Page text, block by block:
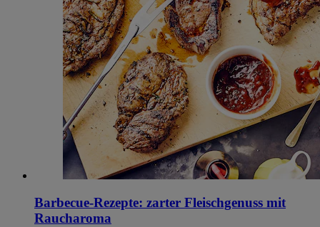
Barbecue-Rezepte: zarter Fleischgenuss mit
Raucharoma